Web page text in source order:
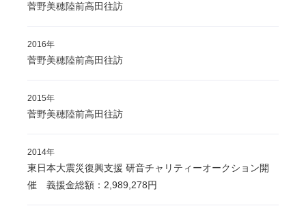
菅野美穂陸前高田往訪
2016年
菅野美穂陸前高田往訪
2015年
菅野美穂陸前高田往訪
2014年
東日本大震災復興支援 研音チャリティーオークション開
催 義援金総額：2,989,278円